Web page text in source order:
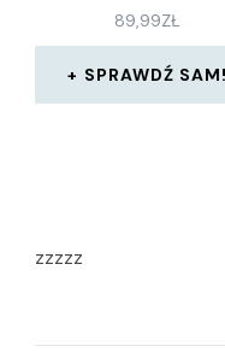
89,99ZŁ
SPRAWDŹ SAM!
zzzzz